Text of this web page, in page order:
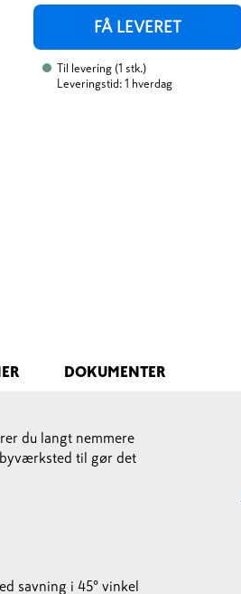
FÅ LEVERET
Til levering (1 stk.)
Leveringstid: 1 hverdag
DOKUMENTER
du langt nemmere
til gør det
savning i 45° vinkel